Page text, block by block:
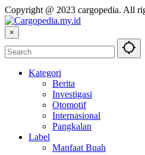
Copyright @ 2023 cargopedia. All
×
Kategori
Berita
Investigasi
Otomotif
Internasional
Pangkalan
Label
Manfaat Buah